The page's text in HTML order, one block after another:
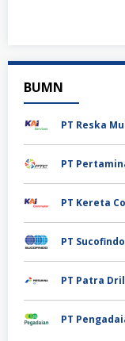
BUMN
PT Reska
PT
PT Kereta
PT
PT Patra
PT